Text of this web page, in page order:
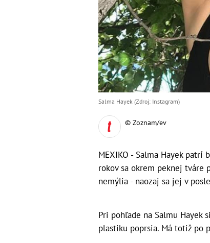
Salma Hayek (Zdroj: Instagram)
© Zoznam/ev
MEXIKO - Salma Hayek patrí
rokov sa okrem peknej tváre
nemýlia - naozaj sa jej v
Pri pohľade na Salmu Hayek
plastiku poprsia. Má totiž po